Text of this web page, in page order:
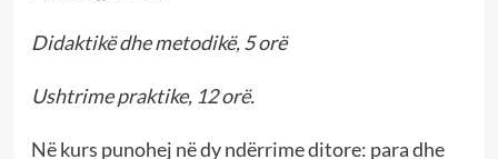
Didaktikë dhe metodikë, 5 orë
Ushtrime praktike, 12 orë.
Në kurs punohej në dy ndërrime ditore: para dhe